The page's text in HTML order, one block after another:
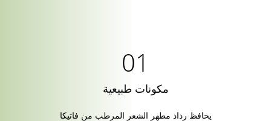
مكونات طبيعية
يحافظ رذاذ مطهر الشعر المرطب من فاتيكا